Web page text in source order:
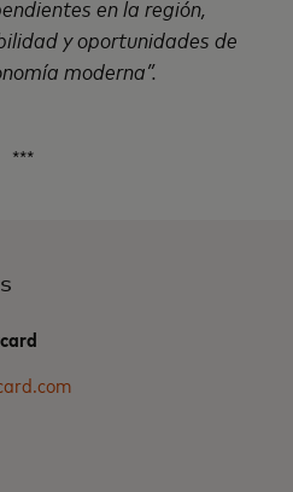
en la región,
y oportunidades de
moderna”.
***